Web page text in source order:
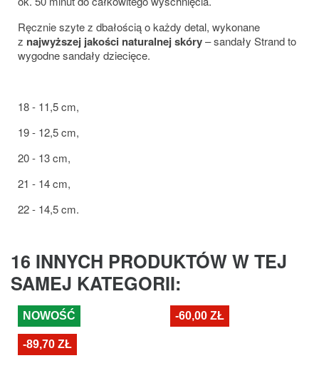
Ręcznie szyte z dbałością o każdy detal, wykonane
z najwyższej jakości naturalnej skóry– sandały Strand to
wygodne sandały dziecięce.
18 - 11,5 cm,
19 - 12,5 cm,
20 - 13 cm,
21 - 14 cm,
22 - 14,5 cm.
16 INNYCH PRODUKTÓW W TEJ
SAMEJ KATEGORII:
NOWOŚĆ
-89,70 ZŁ
-60,00 ZŁ